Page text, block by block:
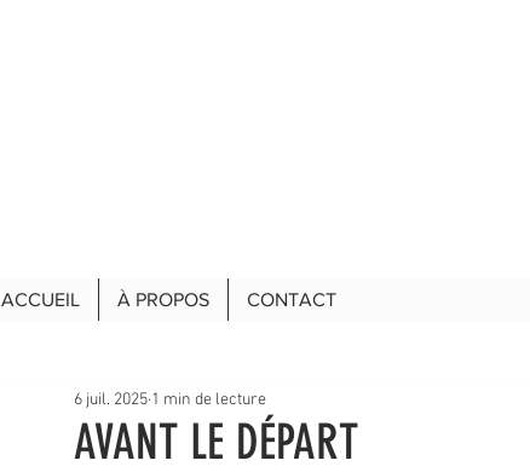
ACCUEIL À PROPOS CONTACT
AVANT LE DÉPART
6 juil. 2025 1 min de lecture